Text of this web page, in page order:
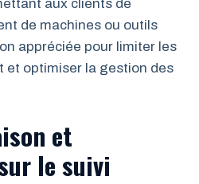
aux clients de
de machines ou outils
appréciée pour limiter les
et optimiser la gestion des
et
le suivi